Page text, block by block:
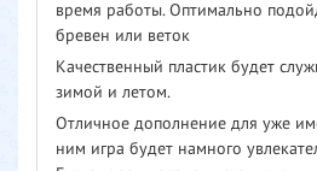
время работы. Оптимально
бревен или веток
Качественный пластик будет
зимой и летом.
Отличное дополнение для уже
ним игра будет намного